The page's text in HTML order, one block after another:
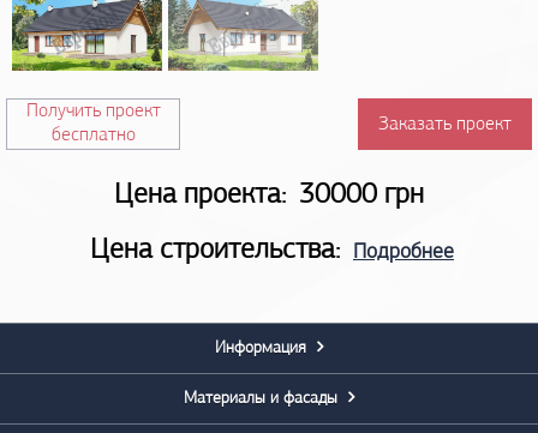
Получить проект
бесплатно
Заказать проект
Цена проекта: 30000 грн
Цена строительства:
Подробнее
Информация
Материалы и фасады